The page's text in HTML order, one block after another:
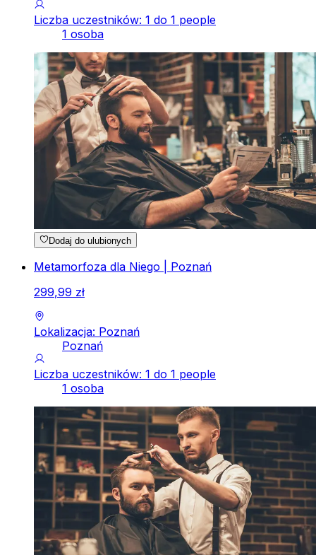
Liczba uczestników: 1 do 1 people
1 osoba
Dodaj do ulubionych
Metamorfoza dla Niego | Poznań
299,99 zł
Lokalizacja: Poznań
Poznań
Liczba uczestników: 1 do 1 people
1 osoba